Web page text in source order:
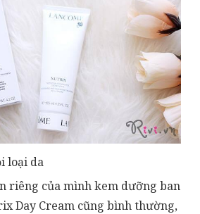
loại da
riêng của mình kem dưỡng ban
Day Cream cũng bình thường,